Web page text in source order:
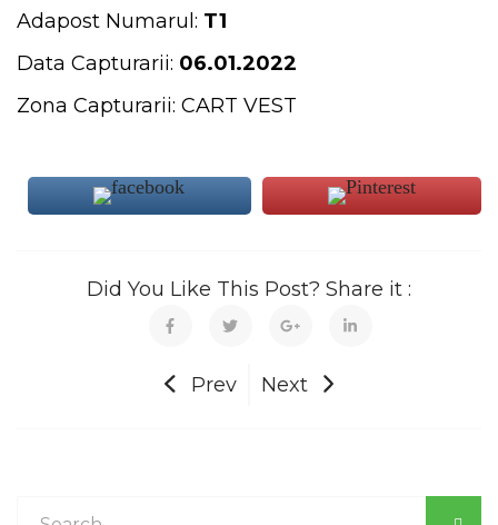
Adapost Numarul: T1
Data Capturarii: 06.01.2022
Zona Capturarii: CART VEST
Did You Like This Post? Share it :
Prev Next